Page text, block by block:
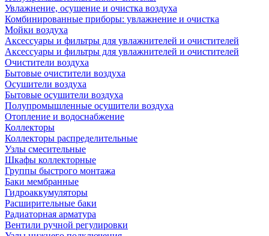
Увлажнение, осушение и очистка воздуха
Комбинированные приборы: увлажнение и очистка
Мойки воздуха
Аксессуары и фильтры для увлажнителей и очистителей
Аксессуары и фильтры для увлажнителей и очистителей
Очистители воздуха
Бытовые очистители воздуха
Осушители воздуха
Бытовые осушители воздуха
Полупромышленные осушители воздуха
Отопление и водоснабжение
Коллекторы
Коллекторы распределительные
Узлы смесительные
Шкафы коллекторные
Группы быстрого монтажа
Баки мембранные
Гидроаккумуляторы
Расширительные баки
Радиаторная арматура
Вентили ручной регулировки